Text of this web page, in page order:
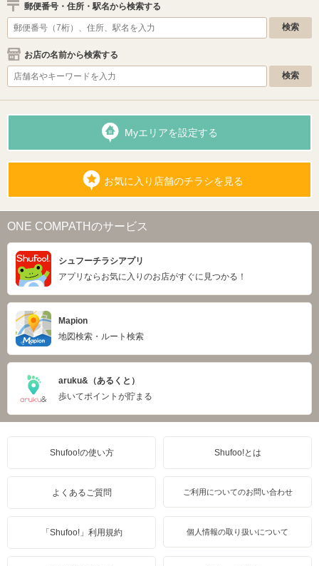
郵便番号・住所・駅名から検索する
お店の名前から検索する
Myエリアを設定する
お気に入り店舗のチラシを見る
ONE COMPATHのサービス
シュフーチラシアプリ
アプリならお気に入りのお店がすぐに見つかる！
Mapion
地図検索・ルート検索
aruku&（あるくと）
歩いてポイントが貯まる
Shufoo!の使い方 Shufoo!とは
よくあるご質問 ご利用についてのお問い合わせ
「Shufoo!」利用規約 個人情報の取り扱いについて